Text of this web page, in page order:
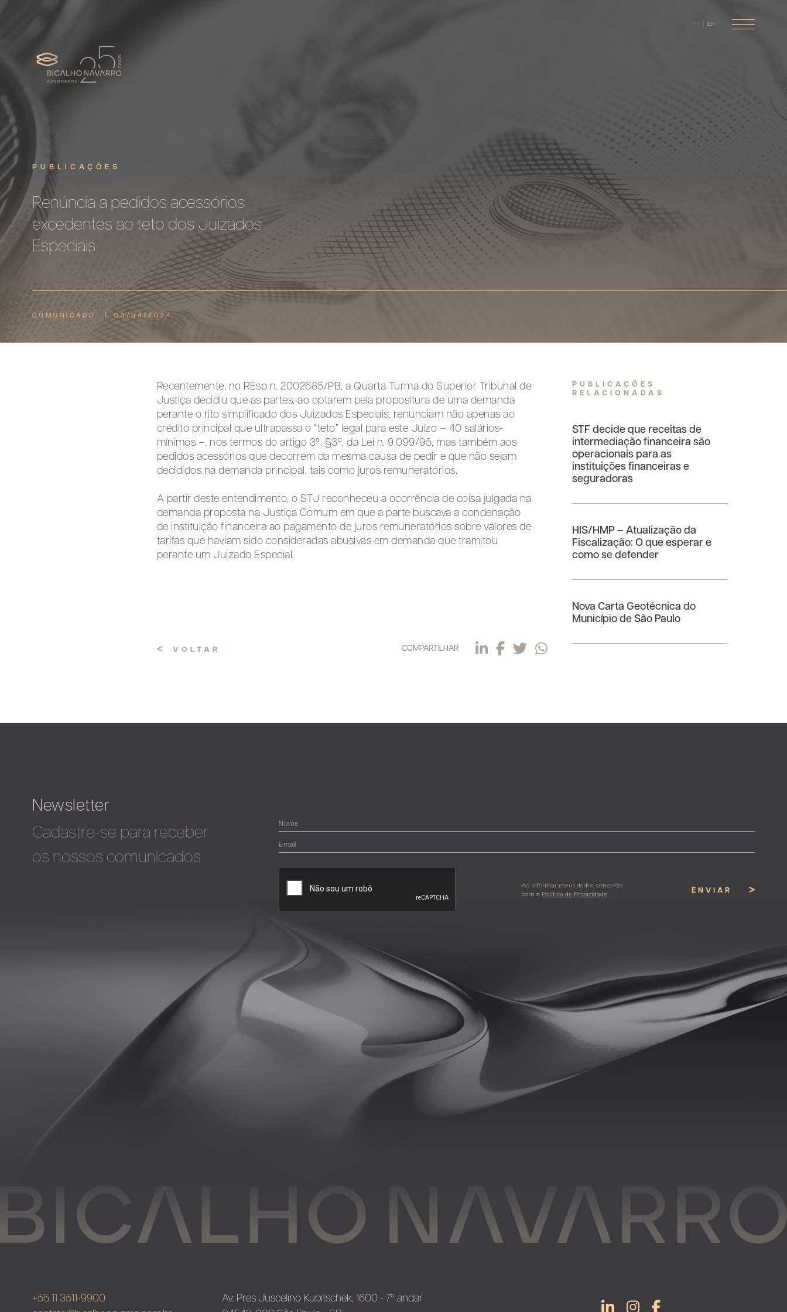
PT EN
PUBLICAÇÕES
Renúncia a pedidos acessórios
excedentes ao teto dos Juizados
Especiais
COMUNICADO 03/04/2024
Recentemente, no REsp n. 2002685/PB, a Quarta Turma do Superior Tribunal de
Justiça decidiu que as partes, ao optarem pela propositura de uma demanda
perante o rito simplificado dos Juizados Especiais, renunciam não apenas ao
crédito principal que ultrapassa o “teto” legal para este Juízo – 40 salários-
mínimos –, nos termos do artigo 3º, §3º, da Lei n. 9.099/95, mas também aos
pedidos acessórios que decorrem da mesma causa de pedir e que não sejam
decididos na demanda principal, tais como juros remuneratórios.
A partir deste entendimento, o STJ reconheceu a ocorrência de coisa julgada na
demanda proposta na Justiça Comum em que a parte buscava a condenação
de instituição financeira ao pagamento de juros remuneratórios sobre valores de
tarifas que haviam sido consideradas abusivas em demanda que tramitou
perante um Juizado Especial.
VOLTAR COMPARTILHAR
PUBLICAÇÕES
RELACIONADAS
STF decide que receitas de
intermediação financeira são
operacionais para as
instituições financeiras e
seguradoras
HIS/HMP – Atualização da
Fiscalização: O que esperar e
como se defender
Nova Carta Geotécnica do
Município de São Paulo
Newsletter
Cadastre-se para receber
os nossos comunicados
Ao informar meus dados, concordo
com a Política de Privacidade. ENVIAR
+55 11 3511-9900
Av. Pres Juscelino Kubitschek, 1600 - 7º andar